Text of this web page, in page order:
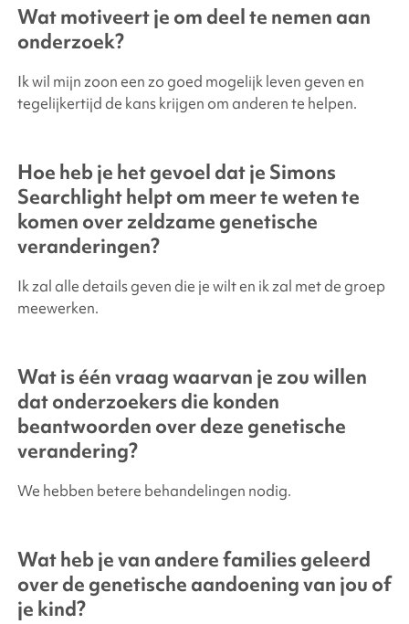
Wat motiveert je om deel te nemen aan
onderzoek?
Ik wil mijn zoon een zo goed mogelijk leven geven en
tegelijkertijd de kans krijgen om anderen te helpen.
Hoe heb je het gevoel dat je Simons
Searchlighthelpt om meer te weten te
komen over zeldzame genetische
veranderingen?
Ik zal alle details geven die je wilt en ik zal met de groep
meewerken.
Wat is één vraag waarvan je zou willen
dat onderzoekers die konden
beantwoorden over deze genetische
verandering?
We hebben betere behandelingen nodig.
Wat heb je van andere families geleerd
over de genetische aandoening van jou of
je kind?